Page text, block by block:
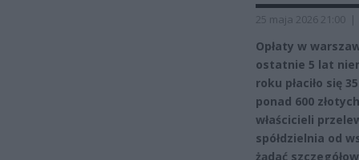
25 maja 2026 21:00 |
Opłaty w
ostatnie 5 lat
roku płaciło się
ponad 600
właścicieli
spółdzielnia od
żądać